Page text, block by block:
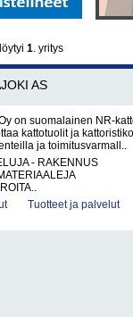
1. yritys
AS
on suomalainen NR-
kattotuolit ja
ja toimitusvarmall..
- RAKENNUS
Tuotteet ja palvelut